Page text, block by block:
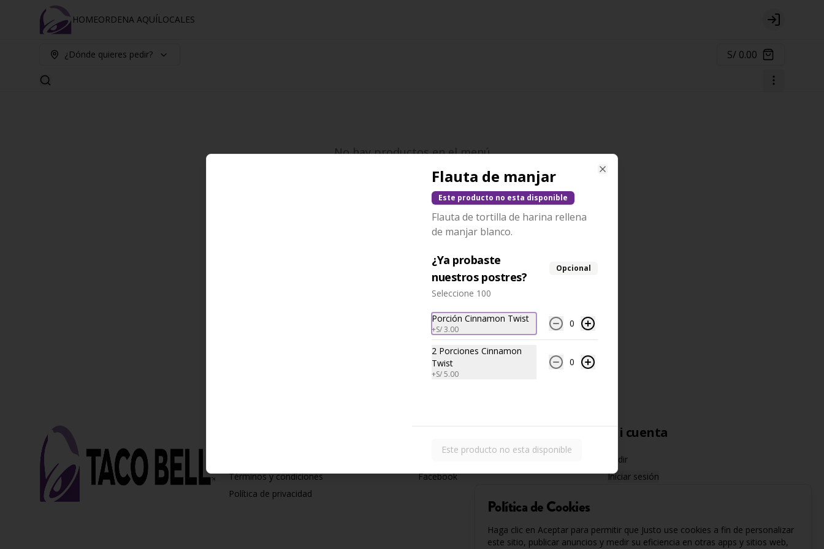
HOMEORDENA AQUÍLOCALES Login
¿Dónde quieres pedir? S/ 0.00
No hay productos en el menú
Términos y condiciones
Política de privacidad
Facebook
Mi cuenta
Pedir
Iniciar sesión
Política de Cookies
Haga clic en Aceptar para permitir que Justo use cookies a fin de personalizar
este sitio, publicar anuncios y medir su eficiencia en otras apps y sitios web,
Flauta de manjar
Este producto no esta disponible
Flauta de tortilla de harina rellena
de manjar blanco.
¿Ya probaste
nuestros postres?
Opcional
Seleccione 100
Porción Cinnamon Twist
+S/ 3.00
0
2 Porciones Cinnamon
Twist
+S/ 5.00
0
Este producto no esta disponible